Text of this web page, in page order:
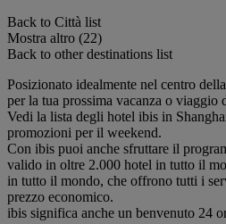
Back to Città list
Mostra altro (22)
Back to other destinations list
Posizionato idealmente nel centro
per la tua prossima vacanza o viaggio
Vedi la lista degli hotel ibis in
promozioni per il weekend.
Con ibis puoi anche sfruttare il
valido in oltre 2.000 hotel in tutto il
in tutto il mondo, che offrono tutti i
prezzo economico.
ibis significa anche un benvenuto 24